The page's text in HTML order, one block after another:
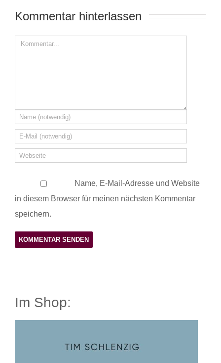
Kommentar hinterlassen
Name, E-Mail-Adresse und Website
in diesem Browser für meinen nächsten Kommentar
speichern.
Im Shop: